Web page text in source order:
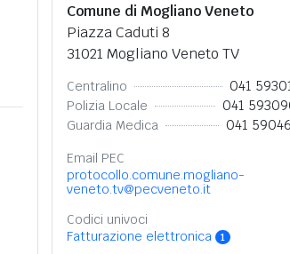
Comune di Mogliano Veneto
Piazza Caduti 8
31021 Mogliano Veneto TV
Centralino 041
Polizia Locale 041
Guardia Medica 041
Email PEC
protocollo.comune.mogliano-
veneto.tv@pecveneto.it
Codici univoci
Fatturazione elettronica
1